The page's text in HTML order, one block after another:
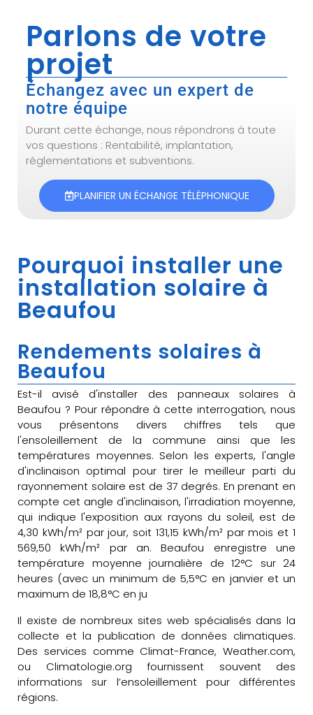
Parlons de votre
projet
Échangez avec un expert de
notre équipe
Durant cette échange, nous répondrons à toute
vos questions : Rentabilité, implantation,
réglementations et subventions.
PLANIFIER UN ÉCHANGE TÉLÉPHONIQUE
Pourquoi installer une
installation solaire à
Beaufou
Rendements solaires à
Beaufou
Est-il avisé d'installer des panneaux solaires à
Beaufou ? Pour répondre à cette interrogation, nous
vous présentons divers chiffres tels que
l'ensoleillement de la commune ainsi que les
températures moyennes. Selon les experts, l'angle
d'inclinaison optimal pour tirer le meilleur parti du
rayonnement solaire est de 37 degrés. En prenant en
compte cet angle d'inclinaison, l'irradiation moyenne,
qui indique l'exposition aux rayons du soleil, est de
4,30 kWh/m² par jour, soit 131,15 kWh/m² par mois et 1
569,50 kWh/m² par an. Beaufou enregistre une
température moyenne journalière de 12°C sur 24
heures (avec un minimum de 5,5°C en janvier et un
maximum de 18,8°C en ju
Il existe de nombreux sites web spécialisés dans la
collecte et la publication de données climatiques.
Des services comme Climat-France, Weather.com,
ou Climatologie.org fournissent souvent des
informations sur l’ensoleillement pour différentes
régions.